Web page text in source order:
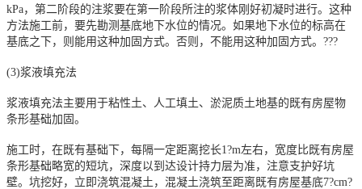
kPa，第二阶段的注浆要在第一阶段所注的浆体刚好初凝时进行。这种
方法施工前，要先勘测基底地下水位的情况。如果地下水位的标高在
基底之下，则能用这种加固方式。否则，不能用这种加固方式。???
(3)浆液填充法
浆液填充法主要用于粘性土、人工填土、淤泥质土地基的既有房屋物
条形基础加固。
施工时，在既有基础下，每隔一定距离挖长1?m左右，宽度比既有房屋
条形基础略宽的短坑，深度以到达设计持力层为准，注意支护好坑
壁。坑挖好，立即浇筑混凝土，混凝土浇筑至距离既有房屋基底7?cm?